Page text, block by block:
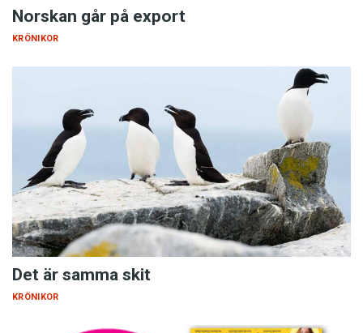
Norskan går på export
KRÖNIKOR
Det är samma skit
KRÖNIKOR